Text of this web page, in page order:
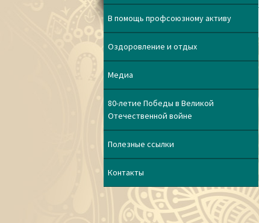
В помощь профсоюзному активу
Оздоровление и отдых
Медиа
80-летие Победы в Великой
Отечественной войне
Полезные ссылки
Контакты